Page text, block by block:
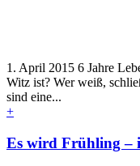
1. April 2015 6 Jahre
Witz ist? Wer weiß,
sind eine...
+
Es wird Frühling –